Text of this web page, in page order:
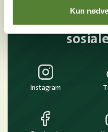
Kun
Instagram